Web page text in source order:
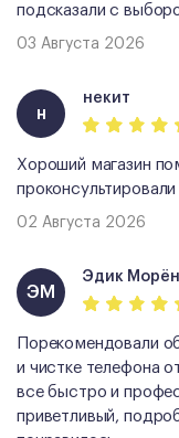
подсказали с
03 Августа 2026
н
некит
Хороший магазин
проконсультировали
02 Августа 2026
ЭМ
Эдик
Порекомендовали
и чистке телефона
все быстро и
приветливый,